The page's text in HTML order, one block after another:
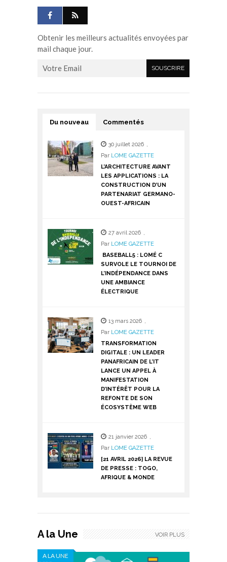
Obtenir les meilleurs actualités envoyées par
mail chaque jour.
Du nouveau Commentés
30 juillet 2026 ,
Par LOME GAZETTE
L’ARCHITECTURE AVANT
LES APPLICATIONS : LA
CONSTRUCTION D’UN
PARTENARIAT GERMANO-
OUEST-AFRICAIN
27 avril 2026 ,
Par LOME GAZETTE
BASEBALL5 : LOMÉ C
SURVOLE LE TOURNOI DE
L’INDÉPENDANCE DANS
UNE AMBIANCE
ÉLECTRIQUE
13 mars 2026 ,
Par LOME GAZETTE
TRANSFORMATION
DIGITALE : UN LEADER
PANAFRICAIN DE L’IT
LANCE UN APPEL À
MANIFESTATION
D’INTÉRÊT POUR LA
REFONTE DE SON
ÉCOSYSTÈME WEB
21 janvier 2026 ,
Par LOME GAZETTE
[21 AVRIL 2026] LA REVUE
DE PRESSE : TOGO,
AFRIQUE & MONDE
A la Une
A LA UNE
VOIR PLUS